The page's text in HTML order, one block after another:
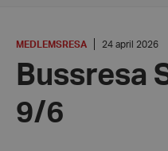
KATEGORI:
MEDLEMSRESA
Datum:
april
2026
24 april 2026
Bussresa
9/6